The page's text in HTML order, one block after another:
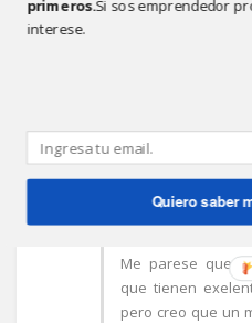
Negocios es una
ANÓNIMO 5:14 P.M.
Me parese que
que tienen
pero creo que un
primeros.Si sos emprendedor
interese.
Quiero saber